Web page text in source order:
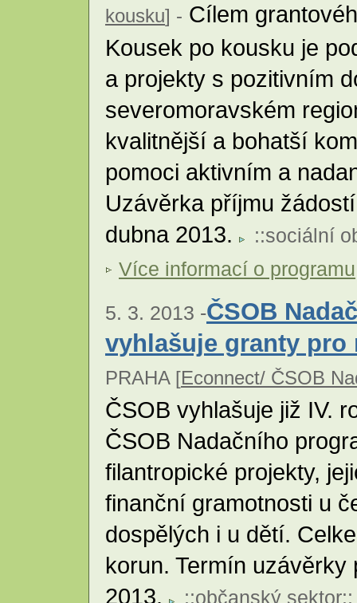
kousku] - Cílem
Kousek po kousku je
a projekty s pozitivním
severomoravském
kvalitnější a bohatší
pomoci aktivním a
Uzávěrka příjmu
dubna 2013.
::sociální
Více informací o programu
5. 3. 2013 -ČSOB
vyhlašuje granty pro
PRAHA [Econnect/ ČSOB
ČSOB vyhlašuje již IV.
ČSOB Nadačního
filantropické projekty,
finanční gramotnosti u
dospělých i u dětí.
korun. Termín uzávěrky
2013.
::občanský sektor::